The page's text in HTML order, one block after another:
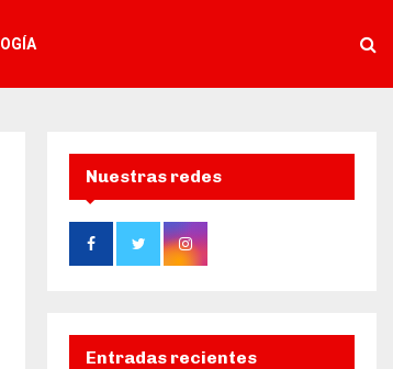
Nuestras redes
Entradas recientes